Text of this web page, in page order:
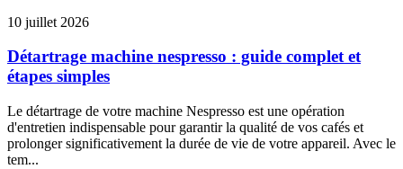
10 juillet 2026
Détartrage machine nespresso : guide complet et
étapes simples
Le détartrage de votre machine Nespresso est une opération
d'entretien indispensable pour garantir la qualité de vos cafés et
prolonger significativement la durée de vie de votre appareil. Avec le
tem...